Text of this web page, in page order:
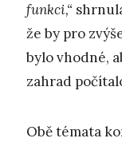
funkci,“
že by pro
bylo vhodné,
zahrad
Obě témata